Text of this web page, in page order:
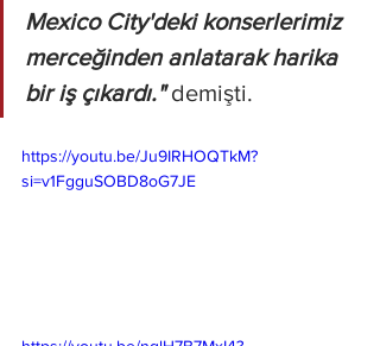
Mexico City'deki konserlerimiz
merceğinden anlatarak harika
bir iş çıkardı." demişti.
https://youtu.be/Ju9IRHOQTkM?
si=v1FgguSOBD8oG7JE